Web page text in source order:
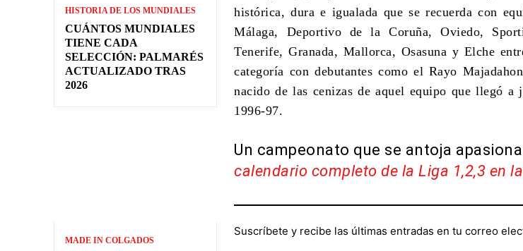
HISTORIA DE LOS MUNDIALES
CUÁNTOS MUNDIALES
TIENE CADA
SELECCIÓN: PALMARÉS
ACTUALIZADO TRAS
2026
MADE IN COLGADOS
histórica, dura e igualada que se recuerda con
Málaga, Deportivo de la Coruña, Oviedo,
Tenerife, Granada, Mallorca, Osasuna y Elche
categoría con debutantes como el Rayo
nacido de las cenizas de aquel equipo que llegó
1996-97.
Un campeonato que se antoja
calendario completo de la Liga 1,2,3 en
Suscríbete y recibe las últimas entradas en tu correo